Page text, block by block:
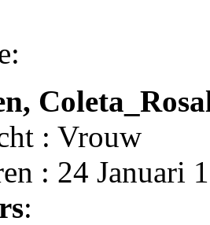
: Vrouw
: 24 Januari
: